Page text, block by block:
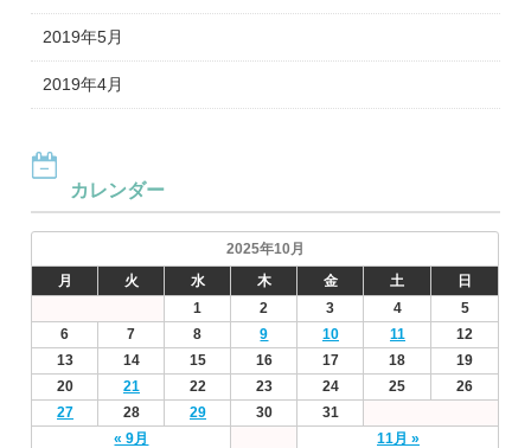
2019年5月
2019年4月
カレンダー
2025年10月
月
火 水 木 金 土 日
« 9月 11月 »
1 2 3 4
5
6
7 8 9 10 11
12
13
14 15 16 17 18
19
20
21 22 23 24 25
26
27
28 29 30 31